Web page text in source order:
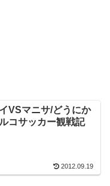
VSマニサ/どうにか
コサッカー観戦記
2012.09.19